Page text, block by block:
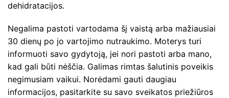
dehidratacijos.
Negalima pastoti vartodama šį vaistą arba mažiausiai
30 dienų po jo vartojimo nutraukimo. Moterys turi
informuoti savo gydytoją, jei nori pastoti arba mano,
kad gali būti nėščia. Galimas rimtas šalutinis poveikis
negimusiam vaikui. Norėdami gauti daugiau
informacijos, pasitarkite su savo sveikatos priežiūros